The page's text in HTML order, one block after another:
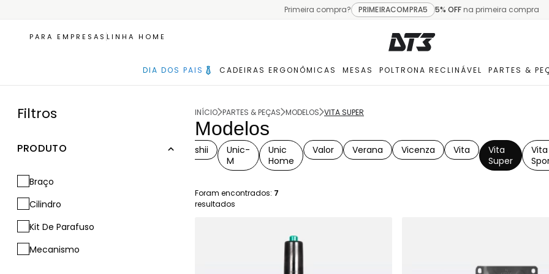
Primeira compra? PRIMEIRACOMPRA5 5% OFF na primeira compra
PARA EMPRESAS LINHA HOME
DIA DOS PAIS CADEIRAS ERGONÔMICAS MESAS POLTRONA RECLINÁVEL PARTES &
Filtros
PRODUTO
Braço
Cilindro
Kit De Parafuso
Mecanismo
INÍCIO PARTES & PEÇAS MODELOS VITA SUPER
Modelos
Romeo Tanoshii
Unic-
M
Unic
Home
Valor Verana Vicenza Vita
Vita
Super
Vita
Foram encontrados: 7
resultados